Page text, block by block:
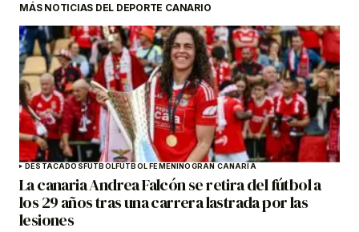
MÁS NOTICIAS DEL DEPORTE CANARIO
DESTACADOSFÚTBOLFÚTBOL FEMENINOGRAN CANARIA
La canaria Andrea Falcón se retira del fútbol a
los 29 años tras una carrera lastrada por las
lesiones